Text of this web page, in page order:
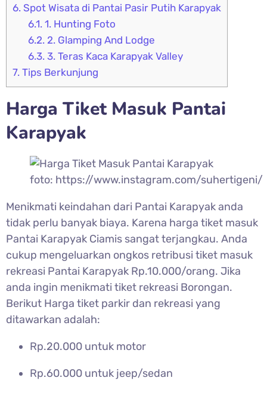
6. Spot Wisata di Pantai Pasir Putih Karapyak
6.1.1. Hunting Foto
6.2.2. Glamping And Lodge
6.3.3. Teras Kaca Karapyak Valley
7. Tips Berkunjung
Harga Tiket Masuk Pantai
Karapyak
foto: https://www.instagram.com/suhertigeni/
Menikmati keindahan dari Pantai Karapyak anda
tidak perlu banyak biaya. Karena harga tiket masuk
Pantai Karapyak Ciamis sangat terjangkau. Anda
cukup mengeluarkan ongkos retribusi tiket masuk
rekreasi Pantai Karapyak Rp.10.000/orang. Jika
anda ingin menikmati tiket rekreasi Borongan.
Berikut Harga tiket parkir dan rekreasi yang
ditawarkan adalah:
Rp.20.000 untuk motor
Rp.60.000 untuk jeep/sedan